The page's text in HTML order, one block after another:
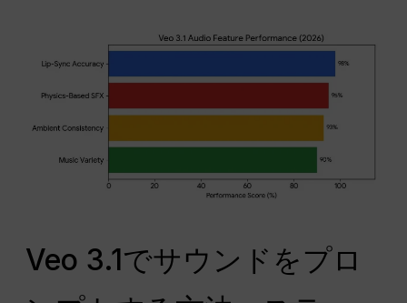
Veo 3.1でサウンドをプロ